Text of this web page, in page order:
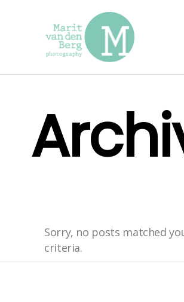
Sorry, no posts matched
criteria.